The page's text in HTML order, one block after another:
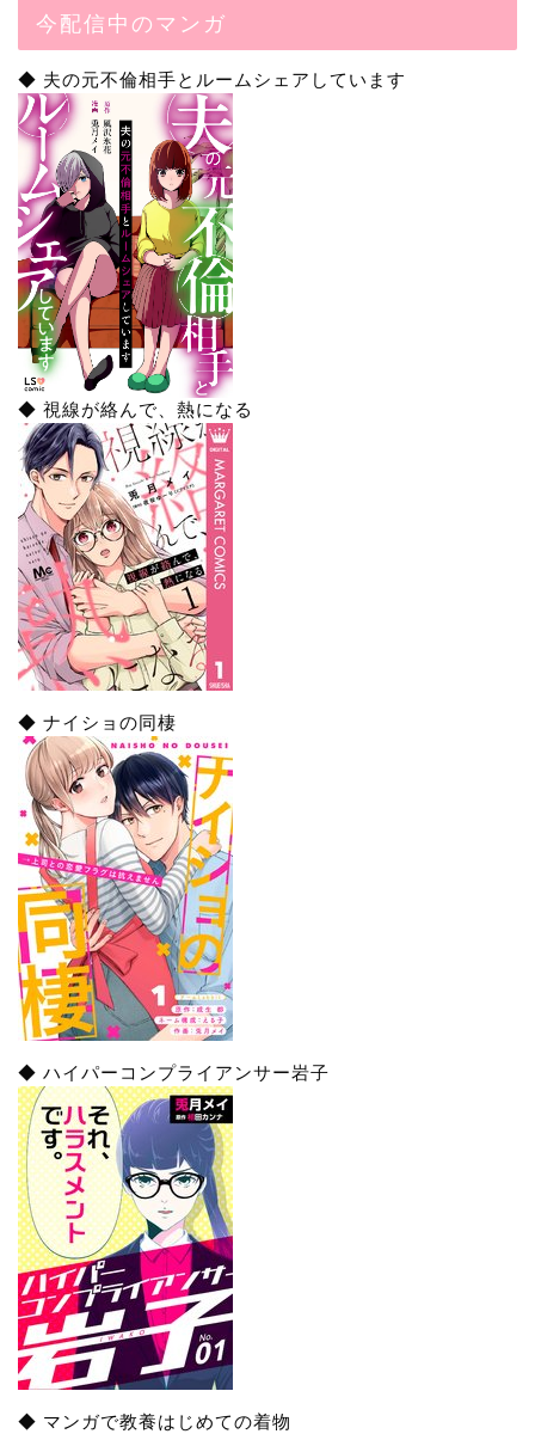
今配信中のマンガ
◆ 夫の元不倫相手とルームシェアしています
◆ 視線が絡んで、熱になる
◆ ナイショの同棲
◆ ハイパーコンプライアンサー岩子
◆ マンガで教養はじめての着物